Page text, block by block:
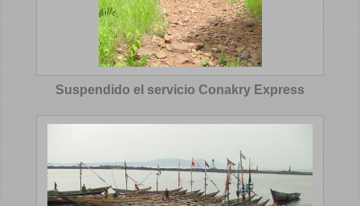
Suspendido el servicio Conakry Express